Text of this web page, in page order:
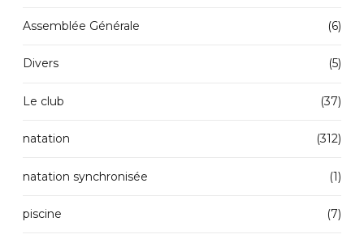
Assemblée Générale (6)
Divers (5)
Le club (37)
natation (312)
natation synchronisée (1)
piscine (7)